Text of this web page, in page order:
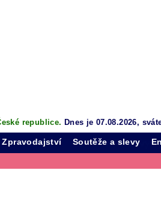
republice. Dnes je 07.08.2026,
Zpravodajství Soutěže a slevy